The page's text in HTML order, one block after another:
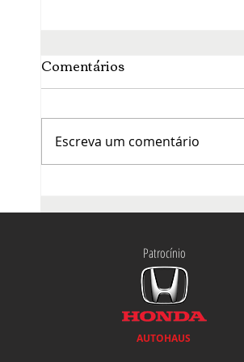
a cena cultural de Brasília
Comentários
Escreva um comentário
Patrocínio
AUTOHAUS